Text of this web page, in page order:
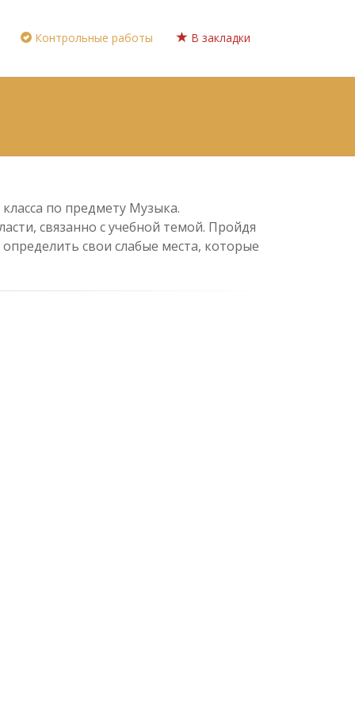
Контрольные работы В закладки
по предмету Музыка.
связанно с учебной темой. Пройдя
свои слабые места, которые